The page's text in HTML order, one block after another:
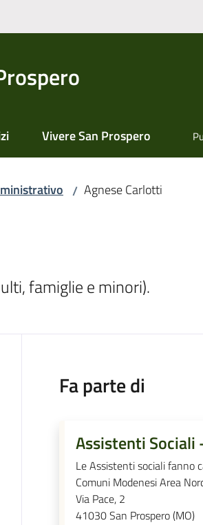
Vivere San Prospero
/ Agnese Carlotti
famiglie e minori).
Fa parte di
Assistenti Sociali
Le Assistenti sociali fanno
Comuni Modenesi Area
Via Pace, 2
41030San Prospero (MO)